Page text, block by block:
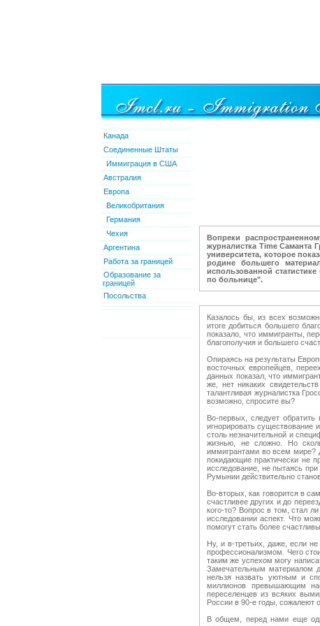
Канада
Соединенные Штаты
Иммиграция в США
Австралия
Европа
Великобритания
Германия
Чехия
Аргентина
Работа за границей
Образование за
границей
Посольства
Вопреки
журналистка Time Саманта
университета, которое
родине большего
использованной
по больнице".
Казалось бы, из всех
итоге добиться большего
показало, что иммигранты,
благополучия и большего
Опираясь на результаты
восточных европейцев,
данных показал, что
же, нет никаких
талантливая журналистка
возможно, спросите вы?
Во-первых, следует
игнорировать существование
столь незначительной и
жизнью, не сложно. Но
иммигрантами во всем мире?
покидающие практически не
исследование, не пытаясь
Румынии действительно
Во-вторых, как говорится в
счастливее других и до
кого-то? Вопрос в том, стал
исследовании аспект. Что
помогут стать более
Ну, и в-третьих, даже, если
профессионализмом. Чего
таким же успехом могу
Замечательным материалом
нельзя назвать уютным и
миллионов превышающим
переселенцев из всяких
России в 90-е годы, сожалеют
В общем, перед нами еще